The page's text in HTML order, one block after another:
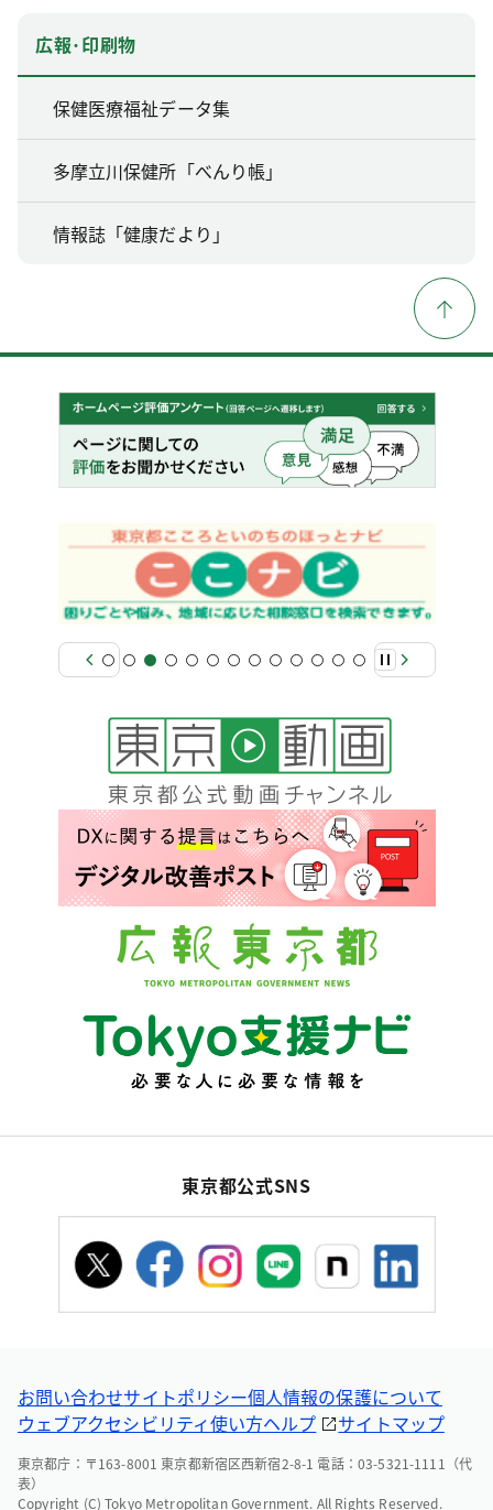
広報･印刷物
保健医療福祉データ集
多摩立川保健所「べんり帳」
情報誌「健康だより」
東京都公式SNS
お問い合わせサイトポリシー個人情報の保護について
ウェブアクセシビリティ使い方ヘルプ サイトマップ
東京都庁：〒163-8001 東京都新宿区西新宿2-8-1 電話：03-5321-1111（代
表）
Copyright (C) Tokyo Metropolitan Government. All Rights Reserved.